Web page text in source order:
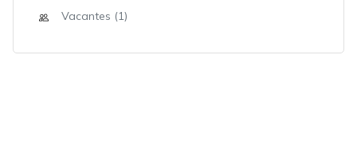
Vacantes (1)